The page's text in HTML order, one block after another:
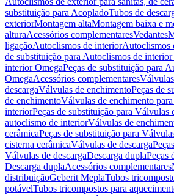
substituição para AcopladoTubos de
exteriorMontagem altaMontagem baixa e
alturaAcessórios complementaresVedantes
ligaçãoAutoclismos de interiorAutoclismos
de substituição para Autoclismos de interior
interior OmegaPeças de substituição para
OmegaAcessórios complementares
descargaVálvulas de enchimentoPeças de
de enchimentoVálvulas de enchimento
interiorPeças de substituição para Válvulas
autoclismo de interiorVálvulas de
cerâmicaPeças de substituição para
cisterna cerâmicaVálvulas de descarga
Válvulas de descargaDescarga duplaPeças
Descarga duplaAcessórios complementares
distribuiçãoGeberit MeplaTubos
potávelTubos tricompostos para